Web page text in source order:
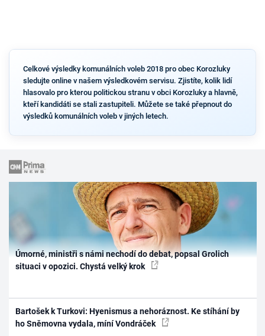
Celkové výsledky komunálních voleb 2018 pro obec Korozluky
sledujte online v našem výsledkovém servisu. Zjistíte, kolik lidí
hlasovalo pro kterou politickou stranu v obci Korozluky a hlavně,
kteří kandidáti se stali zastupiteli. Můžete se také přepnout do
výsledků komunálních voleb v jiných letech.
Úmorné, ministři s námi nechodí do debat, popsal Grolich
situaci v opozici. Chystá velký krok
Bartošek k Turkovi: Hyenismus a nehoráznost. Ke stíhání by
ho Sněmovna vydala, míní Vondráček